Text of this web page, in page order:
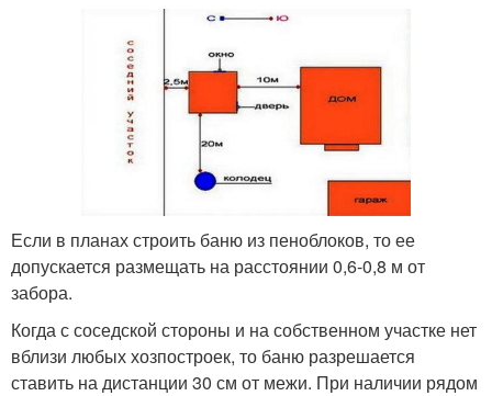
Если в планах строить баню из пеноблоков, то ее
допускается размещать на расстоянии 0,6-0,8 м от
забора.
Когда с соседской стороны и на собственном участке нет
вблизи любых хозпостроек, то баню разрешается
ставить на дистанции 30 см от межи. При наличии рядом